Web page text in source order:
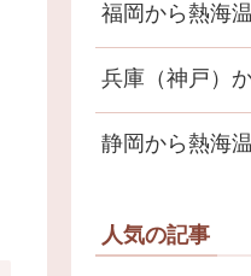
福岡から熱海
兵庫（神戸）
静岡から熱海
人気の記事